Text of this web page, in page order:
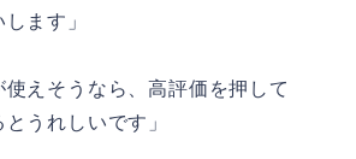
ます」
使えそうなら、高評価を押して
うれしいです」